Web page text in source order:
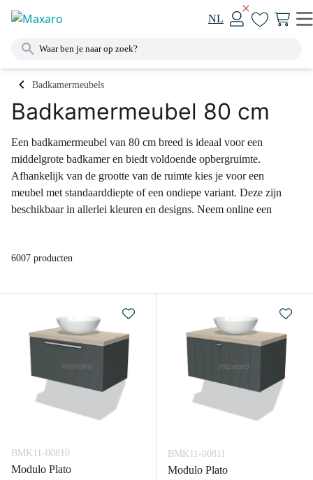
NL
Badkamermeubels
Badkamermeubel 80 cm
Een badkamermeubel van 80 cm breed is ideaal voor een
middelgrote badkamer en biedt voldoende opbergruimte.
Afhankelijk van de grootte van de ruimte kies je voor een
meubel met standaarddiepte of een ondiepe variant. Deze zijn
beschikbaar in allerlei kleuren en designs. Neem online een
6007 producten
BMK11-00810
Modulo Plato
BMK11-00811
Modulo Plato